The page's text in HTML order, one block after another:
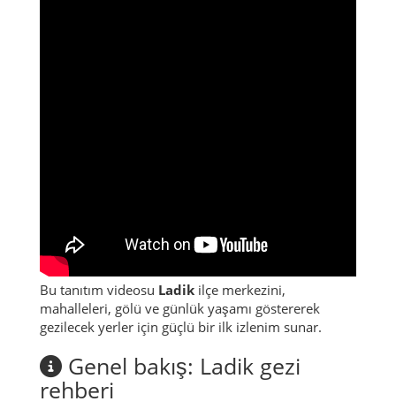
Bu tanıtım videosu Ladik ilçe merkezini,
mahalleleri, gölü ve günlük yaşamı göstererek
gezilecek yerler için güçlü bir ilk izlenim sunar.
Genel bakış: Ladik gezi
rehberi